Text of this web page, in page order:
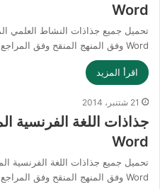
Word
Word وفق المنهج المنقح وفق المراجع الجديدة ( فضاء…
اقرأ المزيد
21 شتنبر، 2014
Word
Word وفق المنهج المنقح وفق المراجع الجديدة (pour communiquer…